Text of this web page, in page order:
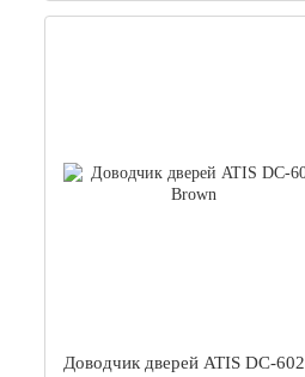
Доводчик дверей ATIS DC-602